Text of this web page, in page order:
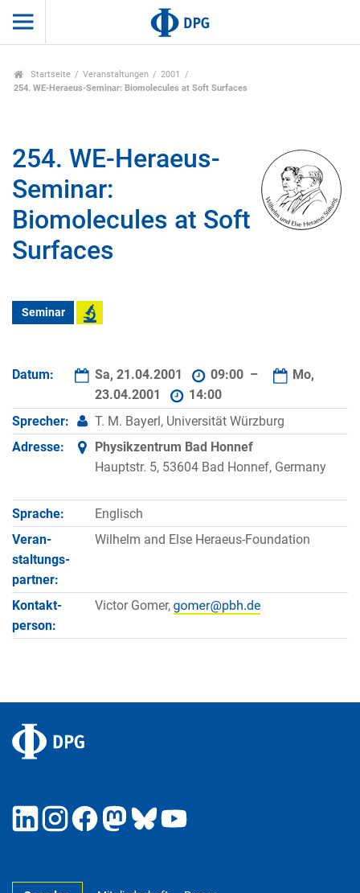
Startseite Veranstaltungen
2001
254. WE-Heraeus-Seminar: Biomolecules at Soft Surfaces
254. WE-Heraeus-
Seminar:
Biomolecules at Soft
Surfaces
Seminar
Datum: Sa, 21.04.2001 09:00 –
Mo,
23.04.2001
14:00
Sprecher:
T. M. Bayerl, Universität Würzburg
Adresse:
Physikzentrum Bad Honnef
Hauptstr. 5, 53604 Bad Honnef, Germany
Sprache:
Englisch
Veran­
staltungs­
partner:
Wilhelm and Else Heraeus-Foundation
Kontakt­
person:
Victor Gomer,